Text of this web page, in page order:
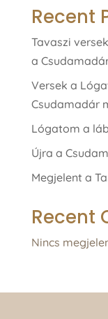
Recent
Tavaszi
a
Versek a
Csudamadár
Lógatom a
Újra a
Megjelent a
Recent
Nincs